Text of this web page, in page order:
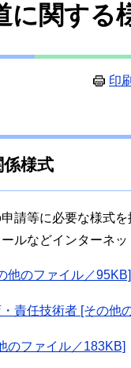
に関する
印
様式
請等に必要な様式を
ルなどインターネ
他のファイル／95KB]
責任技術者 [その他
のファイル／183KB]